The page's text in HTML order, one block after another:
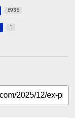
6936
1